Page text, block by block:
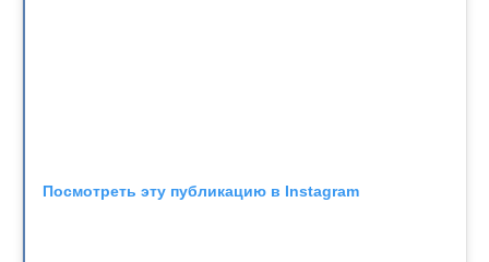
Посмотреть эту публикацию в Instagram